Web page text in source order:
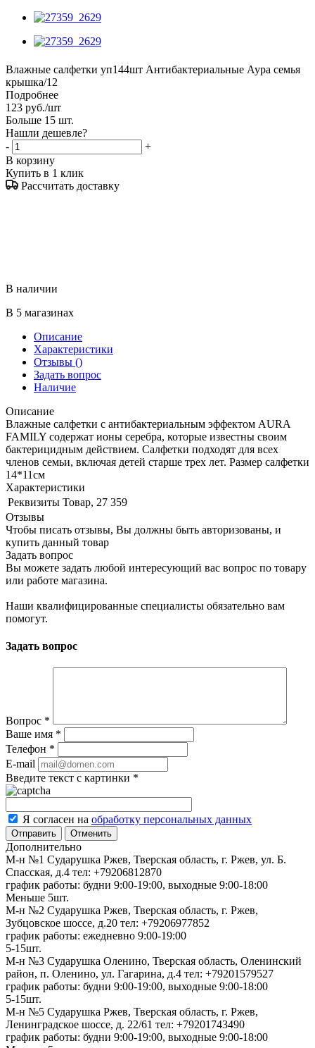
Влажные салфетки уп144шт Антибактериальные Аура семья
крышка/12
Подробнее
123 руб./шт
Больше 15 шт.
Нашли дешевле?
-
+
В корзину
Купить в 1 клик
Рассчитать доставку
В наличии
В 5 магазинах
Описание
Характеристики
Отзывы ()
Задать вопрос
Наличие
Описание
Влажные салфетки с антибактериальным эффектом AURA
FAMILY содержат ионы серебра, которые известны своим
бактерицидным действием. Салфетки подходят для всех
членов семьи, включая детей старше трех лет. Размер салфетки
14*11см
Характеристики
Реквизиты Товар, 27 359
Отзывы
Чтобы писать отзывы, Вы должны быть авторизованы, и
купить данный товар
Задать вопрос
Вы можете задать любой интересующий вас вопрос по товару
или работе магазина.
Наши квалифицированные специалисты обязательно вам
помогут.
Задать вопрос
Вопрос *
Ваше имя *
Телефон *
E-mail
Введите текст с картинки *
Я согласен на обработку персональных данных
Отменить
Дополнительно
М-н №1 Сударушка Ржев, Тверская область, г. Ржев, ул. Б.
Спасская, д.4 тел: +79206812870
график работы: будни 9:00-19:00, выходные 9:00-18:00
Меньше 5шт.
М-н №2 Cударушка Ржев, Тверская область, г. Ржев,
Зубцовское шоссе, д.20 тел: +79206977852
график работы: ежедневно 9:00-19:00
5-15шт.
М-н №3 Сударушка Оленино, Тверская область, Оленинский
район, п. Оленино, ул. Гагарина, д.4 тел: +79201579527
график работы: будни 9:00-19:00, выходные 9:00-18:00
5-15шт.
М-н №5 Сударушка Ржев, Тверская область, г. Ржев,
Ленинградское шоссе, д. 22/61 тел: +79201743490
график работы: будни 9:00-19:00, выходные 9:00-18:00